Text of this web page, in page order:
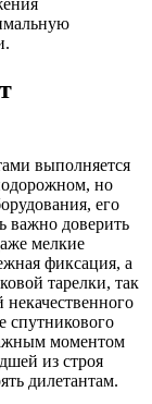
выполняется
но
его
важно доверить
мелкие
фиксация, а
тарелки, так
спутникового
моментом
из строя
дилетантам.